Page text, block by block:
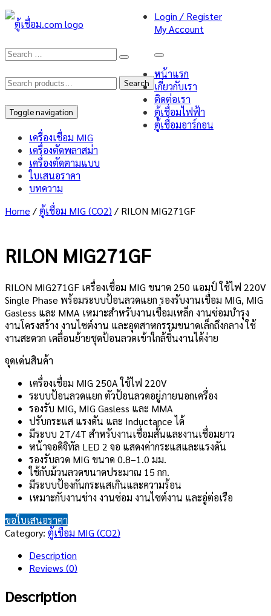
Search
for:
Search
Toggle navigation
Login / Register
My Account
หน้าแรก
เกี่ยวกับเรา
ติดต่อเรา
ตู้เชื่อมไฟฟ้า
ตู้เชื่อมอาร์กอน
เครื่องเชื่อม MIG
เครื่องตัดพลาสม่า
เครื่องตัดตามแบบ
ใบเสนอราคา
บทความ
Home /ตู้เชื่อม MIG (CO2) / RILON MIG271GF
RILON MIG271GF
RILON MIG271GF เครื่องเชื่อม MIG ขนาด 250 แอมป์ ใช้ไฟ 220V
Single Phase พร้อมระบบป้อนลวดแยก รองรับงานเชื่อม MIG, MIG
Gasless และ MMA เหมาะสำหรับงานเชื่อมเหล็ก งานซ่อมบำรุง
งานโครงสร้าง งานไซต์งาน และอุตสาหกรรมขนาดเล็กถึงกลาง ใช้
งานสะดวก เคลื่อนย้ายชุดป้อนลวดเข้าใกล้ชิ้นงานได้ง่าย
จุดเด่นสินค้า
เครื่องเชื่อม MIG 250A ใช้ไฟ 220V
ระบบป้อนลวดแยก ตัวป้อนลวดอยู่ภายนอกเครื่อง
รองรับ MIG, MIG Gasless และ MMA
ปรับกระแส แรงดัน และ Inductance ได้
มีระบบ 2T/4T สำหรับงานเชื่อมสั้นและงานเชื่อมยาว
หน้าจอดิจิทัล LED 2 จอ แสดงค่ากระแสและแรงดัน
รองรับลวด MIG ขนาด 0.8–1.0 มม.
ใช้กับม้วนลวดขนาดประมาณ 15 กก.
มีระบบป้องกันกระแสเกินและความร้อน
เหมาะกับงานช่าง งานซ่อม งานไซต์งาน และอู่ต่อเรือ
ขอใบเสนอราคา
Category: ตู้เชื่อม MIG (CO2)
Description
Reviews (0)
Description